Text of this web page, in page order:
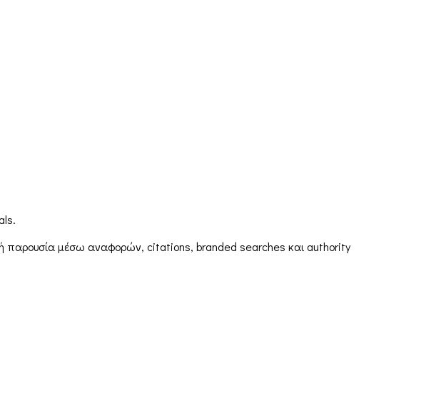
παρουσία μέσω αναφορών, citations, branded searches και authority